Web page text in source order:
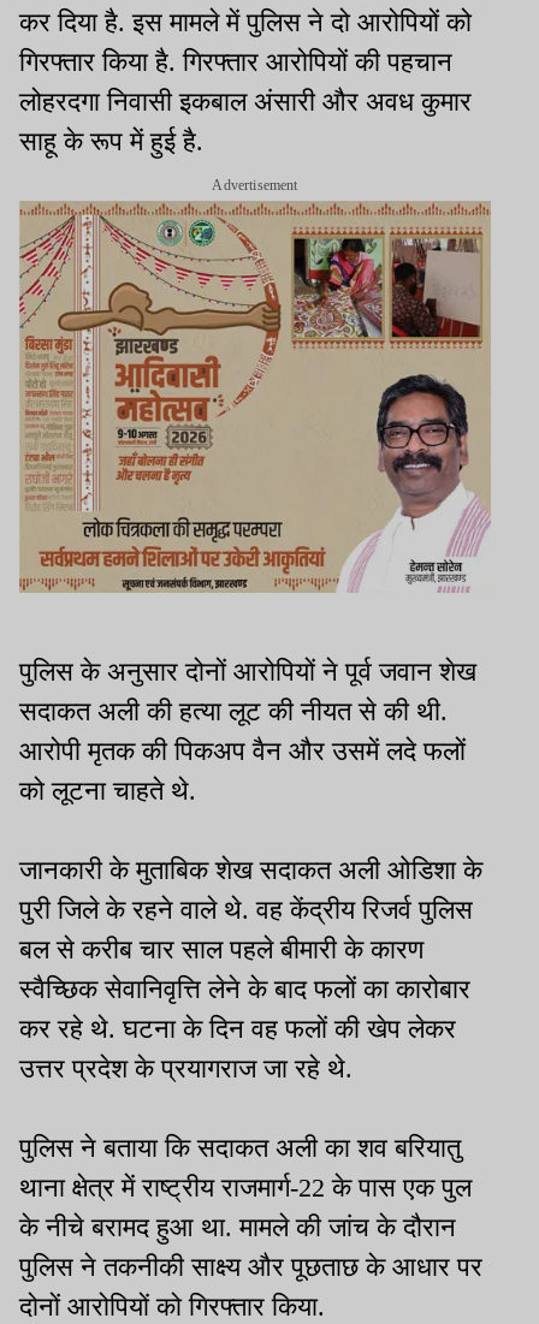
कर दिया है. इस मामले में पुलिस ने दो आरोपियों को
गिरफ्तार किया है. गिरफ्तार आरोपियों की पहचान
लोहरदगा निवासी इकबाल अंसारी और अवध कुमार
साहू के रूप में हुई है.
Advertisement
पुलिस के अनुसार दोनों आरोपियों ने पूर्व जवान शेख
सदाकत अली की हत्या लूट की नीयत से की थी.
आरोपी मृतक की पिकअप वैन और उसमें लदे फलों
को लूटना चाहते थे.
जानकारी के मुताबिक शेख सदाकत अली ओडिशा के
पुरी जिले के रहने वाले थे. वह केंद्रीय रिजर्व पुलिस
बल से करीब चार साल पहले बीमारी के कारण
स्वैच्छिक सेवानिवृत्ति लेने के बाद फलों का कारोबार
कर रहे थे. घटना के दिन वह फलों की खेप लेकर
उत्तर प्रदेश के प्रयागराज जा रहे थे.
पुलिस ने बताया कि सदाकत अली का शव बरियातु
थाना क्षेत्र में राष्ट्रीय राजमार्ग-22 के पास एक पुल
के नीचे बरामद हुआ था. मामले की जांच के दौरान
पुलिस ने तकनीकी साक्ष्य और पूछताछ के आधार पर
दोनों आरोपियों को गिरफ्तार किया.